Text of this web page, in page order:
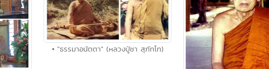
• "ธรรมาอนัตตา" (หลวงปู่ชา สุภัทโท)